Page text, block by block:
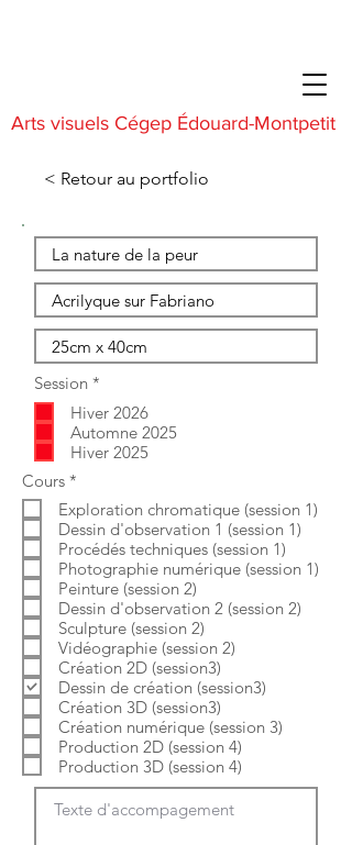
Arts visuels Cégep Édouard-Montpetit
< Retour au portfolio
Session *
l
i
g
a
i
r
e
Hiver 2026
Automne 2025
Hiver 2025
Cours *
l
i
g
a
t
o
i
r
e
Exploration chromatique (session 1)
Dessin d'observation 1 (session 1)
Procédés techniques (session 1)
Photographie numérique (session 1)
Peinture (session 2)
Dessin d'observation 2 (session 2)
Sculpture (session 2)
Vidéographie (session 2)
Création 2D (session3)
Dessin de création (session3)
Création 3D (session3)
Création numérique (session 3)
Production 2D (session 4)
Production 3D (session 4)
Texte d'accompagement